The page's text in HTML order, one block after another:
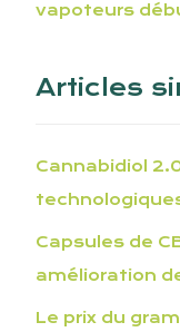
vapoteurs
Articles
Cannabidiol
Capsules de
amélioration
Le prix du